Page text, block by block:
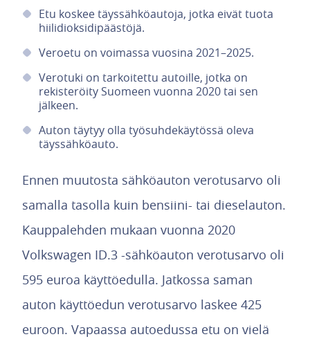
Etu koskee täyssähköautoja, jotka eivät tuota
hiilidioksidipäästöjä.
Veroetu on voimassa vuosina 2021–2025.
Verotuki on tarkoitettu autoille, jotka on
rekisteröity Suomeen vuonna 2020 tai sen
jälkeen.
Auton täytyy olla työsuhdekäytössä oleva
täyssähköauto.
Ennen muutosta sähköauton verotusarvo oli
samalla tasolla kuin bensiini- tai dieselauton.
Kauppalehden mukaan vuonna 2020
Volkswagen ID.3 -sähköauton verotusarvo oli
595 euroa käyttöedulla. Jatkossa saman
auton käyttöedun verotusarvo laskee 425
euroon. Vapaassa autoedussa etu on vielä